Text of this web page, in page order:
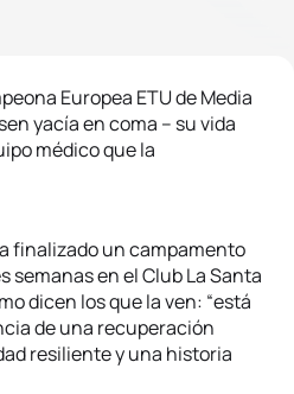
Europea ETU de Media
yacía en coma – su vida
médico que la
finalizado un campamento
semanas en el Club La Santa
dicen los que la ven: “está
de una recuperación
resiliente y una historia